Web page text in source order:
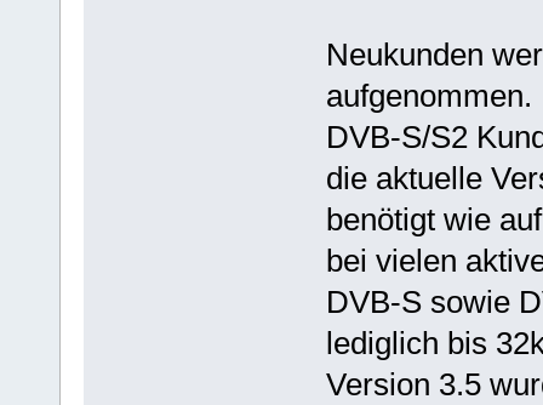
Neukunden
aufgenommen.
DVB-S/S2
die aktuelle
benötigt wie
bei vielen
DVB-S sowie
lediglich bis
Version 3.5